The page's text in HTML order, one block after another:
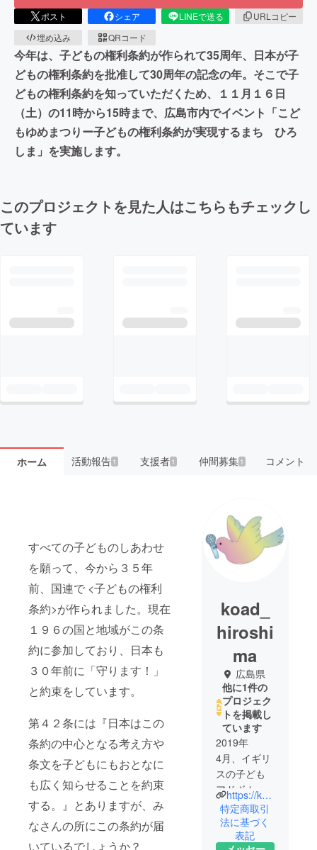
ポスト シェア LINEで送る
URLコピー
埋め込み
QRコード
今年は、子どもの権利条約が作られて35周年、日本が子
どもの権利条約を批准して30周年の記念の年。そこで子
どもの権利条約を知っていただくため、１１月１６日
（土）の11時から15時まで、広島市内でイベント「こど
もゆめまつりー子どもの権利条約が実現するまち ひろ
しま」を実施します。
このプロジェクトを見た人はこちらもチェックし
ています
ホーム 活動報告1 支援者 1 仲間募集 1 コメント
すべての子どものしあわせ
を願って、今から３５年
前、国連で <子どもの権利
条約>が作られました。現在
１９６の国と地域がこの条
約に参加しており、日本も
３０年前に「守ります！」
と約束をしています。
第４２条には『日本はこの
条約の中心となる考え方や
条文を子どもにもおとなに
も広く知らせることを約束
する。』とありますが、み
なさんの所にこの条約が届
いているでしょうか？
koad_
hiroshi
ma
広島県
他に1件の
プロジェク
トを掲載し
ています
2019年
4月、イギリ
スの子ども
アドボカ
シー実践
者・研究者
のジェー
https://koad-hiroshima.net
特定商取引
法に基づく
表記